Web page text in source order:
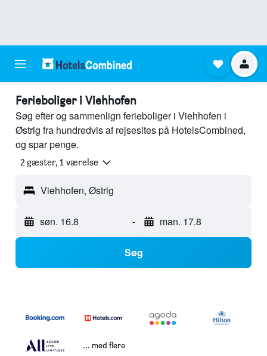
Ferieboliger i Viehhofen
Søg efter og sammenlign ferieboliger i Viehhofen i
Østrig fra hundredvis af rejsesites på HotelsCombined,
og spar penge.
2 gæster, 1 værelse
Viehhofen, Østrig
søn. 16.8 - man. 17.8
Søg
... med flere